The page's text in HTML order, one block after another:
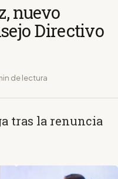
nuevo
Directivo
de lectura
tras la renuncia